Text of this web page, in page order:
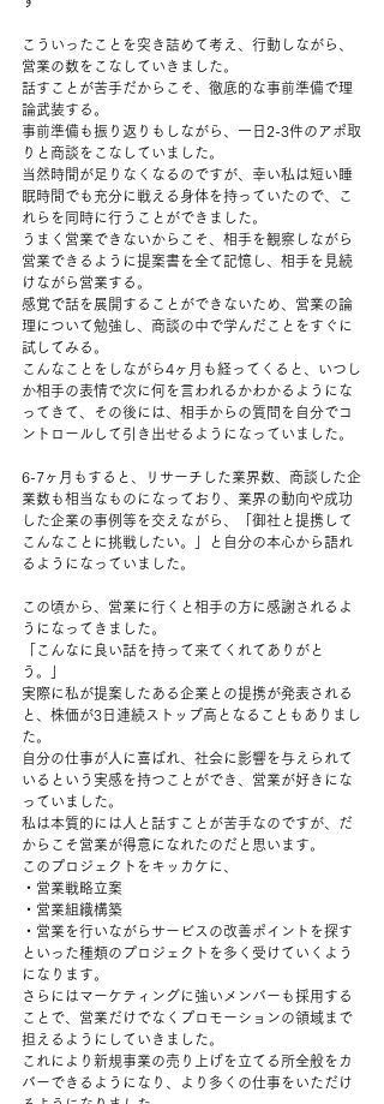
こういったことを突き詰めて考え、行動しながら、
営業の数をこなしていきました。
話すことが苦手だからこそ、徹底的な事前準備で理
論武装する。
事前準備も振り返りもしながら、一日2-3件のアポ取
りと商談をこなしていました。
当然時間が足りなくなるのですが、幸い私は短い睡
眠時間でも充分に戦える身体を持っていたので、こ
れらを同時に行うことができました。
うまく営業できないからこそ、相手を観察しながら
営業できるように提案書を全て記憶し、相手を見続
けながら営業する。
感覚で話を展開することができないため、営業の論
理について勉強し、商談の中で学んだことをすぐに
試してみる。
こんなことをしながら4ヶ月も経ってくると、いつし
か相手の表情で次に何を言われるかわかるようにな
ってきて、その後には、相手からの質問を自分でコ
ントロールして引き出せるようになっていました。
6-7ヶ月もすると、リサーチした業界数、商談した企
業数も相当なものになっており、業界の動向や成功
した企業の事例等を交えながら、「御社と提携して
こんなことに挑戦したい。」と自分の本心から語れ
るようになっていました。
この頃から、営業に行くと相手の方に感謝されるよ
うになってきました。
「こんなに良い話を持って来てくれてありがと
う。」
実際に私が提案したある企業との提携が発表される
と、株価が3日連続ストップ高となることもありまし
た。
自分の仕事が人に喜ばれ、社会に影響を与えられて
いるという実感を持つことができ、営業が好きにな
っていました。
私は本質的には人と話すことが苦手なのですが、だ
からこそ営業が得意になれたのだと思います。
このプロジェクトをキッカケに、
・営業戦略立案
・営業組織構築
・営業を行いながらサービスの改善ポイントを探す
といった種類のプロジェクトを多く受けていくよう
になります。
さらにはマーケティングに強いメンバーも採用する
ことで、営業だけでなくプロモーションの領域まで
担えるようにしていきました。
これにより新規事業の売り上げを立てる所全般をカ
バーできるようになり、より多くの仕事をいただけ